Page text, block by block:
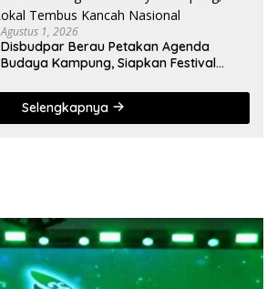
Agustus 1, 2026
Disbudpar Berau Petakan Agenda
Budaya Kampung, Siapkan Festival
Selengkapnya